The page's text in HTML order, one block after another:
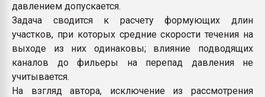
давлением допускается.
Задача сводится к расчету формующих длин
участков, при которых средние скорости течения на
выходе из них одинаковы; влияние подводящих
каналов до фильеры на перепад давления не
учитывается.
На взгляд автора, исключение из рассмотрения